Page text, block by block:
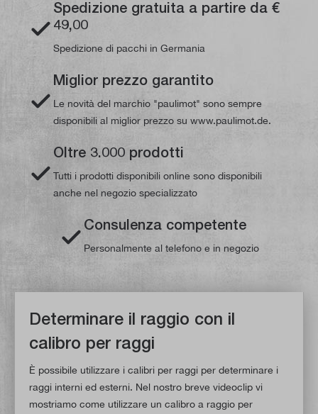
Spedizione gratuita a partire da €
49,00
Spedizione di pacchi in Germania
Miglior prezzo garantito
Le novità del marchio "paulimot" sono sempre
disponibili al miglior prezzo su www.paulimot.de.
Oltre 3.000 prodotti
Tutti i prodotti disponibili online sono disponibili
anche nel negozio specializzato
Consulenza competente
Personalmente al telefono e in negozio
Determinare il raggio con il
calibro per raggi
È possibile utilizzare i calibri per raggi per determinare i
raggi interni ed esterni. Nel nostro breve videoclip vi
mostriamo come utilizzare un calibro a raggio per